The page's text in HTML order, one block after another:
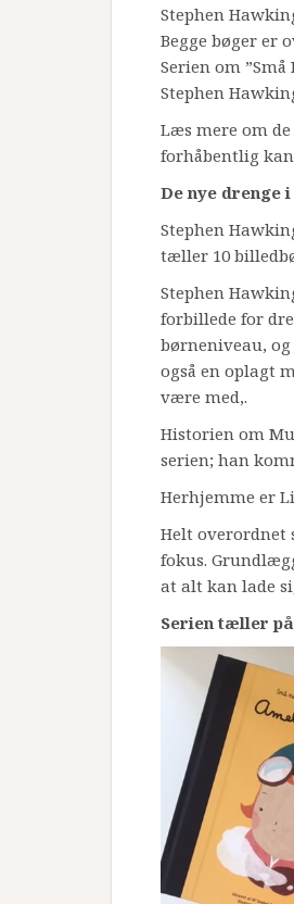
Stephen
Begge bøger er
Serien om
Stephen
Læs mere om de
forhåbentlig
De nye drenge
Stephen
tæller 10
Stephen
forbillede for
børneniveau, og
også en oplagt
være med,.
Historien om
serien; han
Herhjemme er
Helt overordnet
fokus.
at alt kan lade
Serien tæller